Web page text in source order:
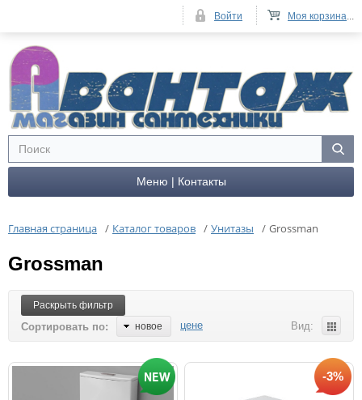
Меню | Контакты
Главная страница / Каталог товаров / Унитазы / Grossman
Grossman
Раскрыть фильтр
Сортировать по: новое цене Вид:
-3%
Моя корзина...
Войти